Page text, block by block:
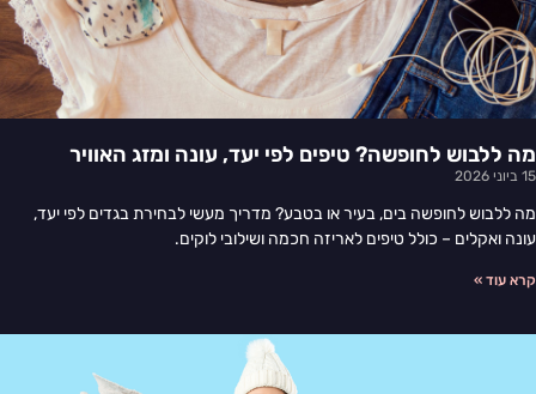
מה ללבוש לחופשה? טיפים לפי יעד, עונה ומזג האוויר
15 ביוני 2026
מה ללבוש לחופשה בים, בעיר או בטבע? מדריך מעשי לבחירת בגדים לפי יעד,
עונה ואקלים – כולל טיפים לאריזה חכמה ושילובי לוקים.
קרא עוד »